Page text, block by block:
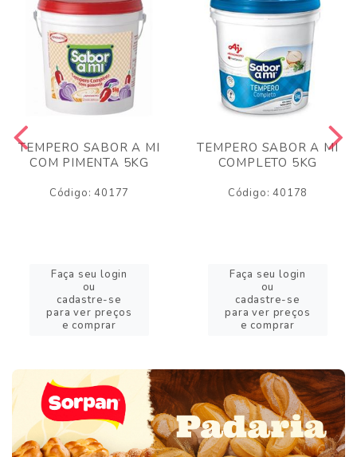
TEMPERO SABOR A MI
COM PIMENTA 5KG
Código: 40177
Faça seu login
ou
cadastre-se
para ver preços
e comprar
TEMPERO SABOR A MI
COMPLETO 5KG
Código: 40178
Faça seu login
ou
cadastre-se
para ver preços
e comprar